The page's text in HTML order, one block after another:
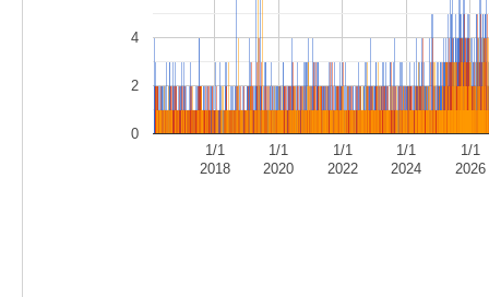
1/1
2018
1/1
2020
1/1
2022
1/1
2024
1/1
2026
0
2
4